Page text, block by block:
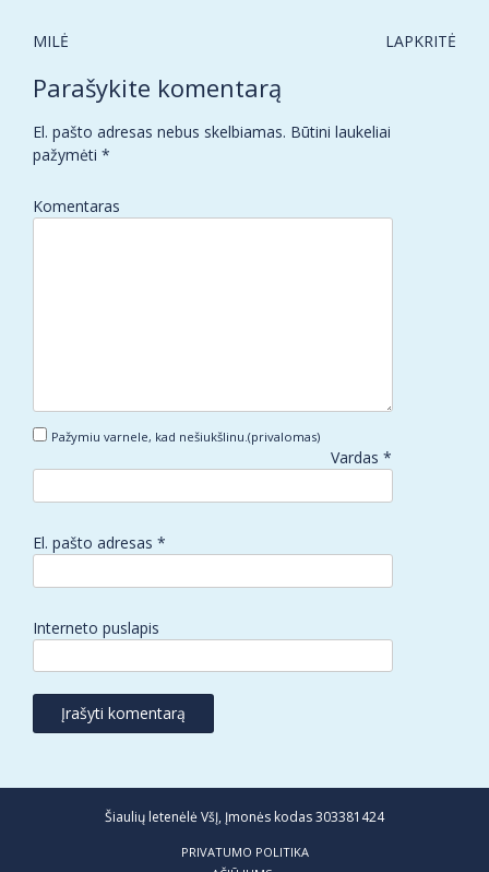
Post
MILĖ LAPKRITĖ
Parašykite komentarą
El. pašto adresas nebus skelbiamas. Būtini laukeliai
pažymėti *
Komentaras
Pažymiu varnele, kad nešiukšlinu.(privalomas)
Vardas *
El. pašto adresas *
Interneto puslapis
Šiaulių letenėlė VšĮ, Įmonės kodas 303381424
PRIVATUMO POLITIKA